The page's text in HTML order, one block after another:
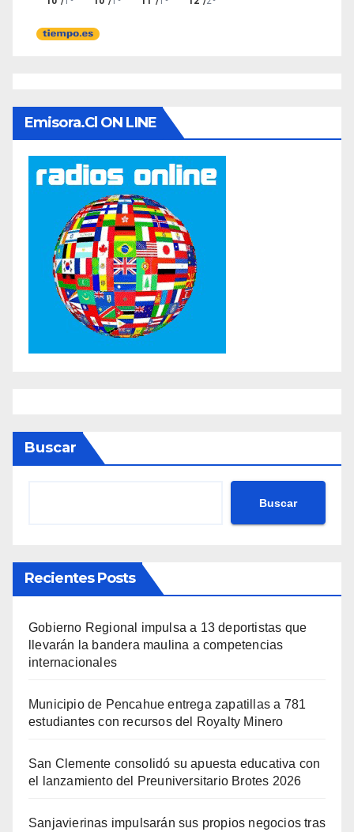
Emisora.cl ON LINE
Buscar
Buscar
Recientes Posts
Gobierno Regional impulsa a 13 deportistas que
llevarán la bandera maulina a competencias
internacionales
Municipio de Pencahue entrega zapatillas a 781
estudiantes con recursos del Royalty Minero
San Clemente consolidó su apuesta educativa con
el lanzamiento del Preuniversitario Brotes 2026
Sanjavierinas impulsarán sus propios negocios tras